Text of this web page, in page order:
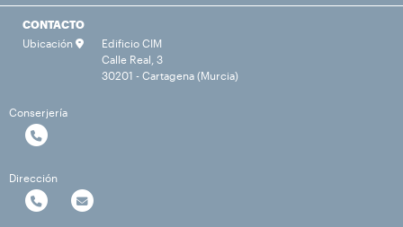
CONTACTO
Ubicación
Edificio CIM
Calle Real, 3
30201 - Cartagena (Murcia)
Conserjería
Dirección